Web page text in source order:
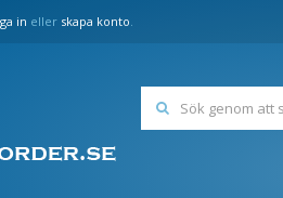
in eller skapa konto.